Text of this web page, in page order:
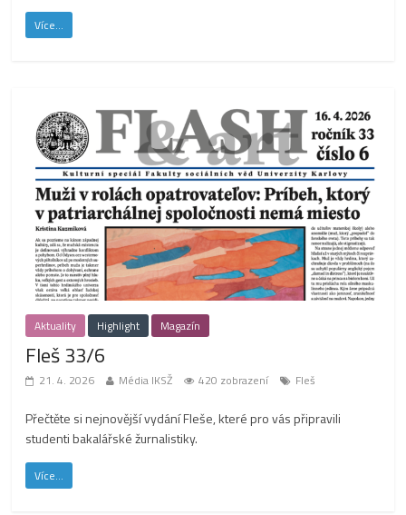
Více...
Aktuality Highlight Magazín
Fleš 33/6
21. 4. 2026 Média IKSŽ 420 zobrazení Fleš
Přečtěte si nejnovější vydání Fleše, které pro vás připravili
studenti bakalářské žurnalistiky.
Více...